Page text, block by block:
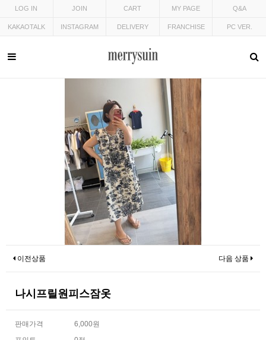
LOG IN JOIN CART MY PAGE Q&A
KAKAOTALK INSTAGRAM DELIVERY FRANCHISE PC VER.
이전상품 다음 상품
나시프릴원피스잠옷
판매가격
6,000원